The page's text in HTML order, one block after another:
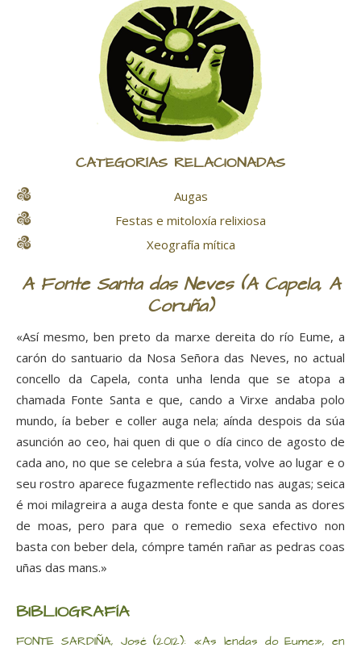
CATEGORÍAS RELACIONADAS
Augas
Festas e mitoloxía relixiosa
Xeografía mítica
A Fonte Santa das Neves (A Capela, A
Coruña)
«Así mesmo, ben preto da marxe dereita do río Eume, a
carón do santuario da Nosa Señora das Neves, no actual
concello da Capela, conta unha lenda que se atopa a
chamada Fonte Santa e que, cando a Virxe andaba polo
mundo, ía beber e coller auga nela; aínda despois da súa
asunción ao ceo, hai quen di que o día cinco de agosto de
cada ano, no que se celebra a súa festa, volve ao lugar e o
seu rostro aparece fugazmente reflectido nas augas; seica
é moi milagreira a auga desta fonte e que sanda as dores
de moas, pero para que o remedio sexa efectivo non
basta con beber dela, cómpre tamén rañar as pedras coas
uñas das mans.»
BIBLIOGRAFÍA
FONTE SARDIÑA, José (2012): «As lendas do Eume», en